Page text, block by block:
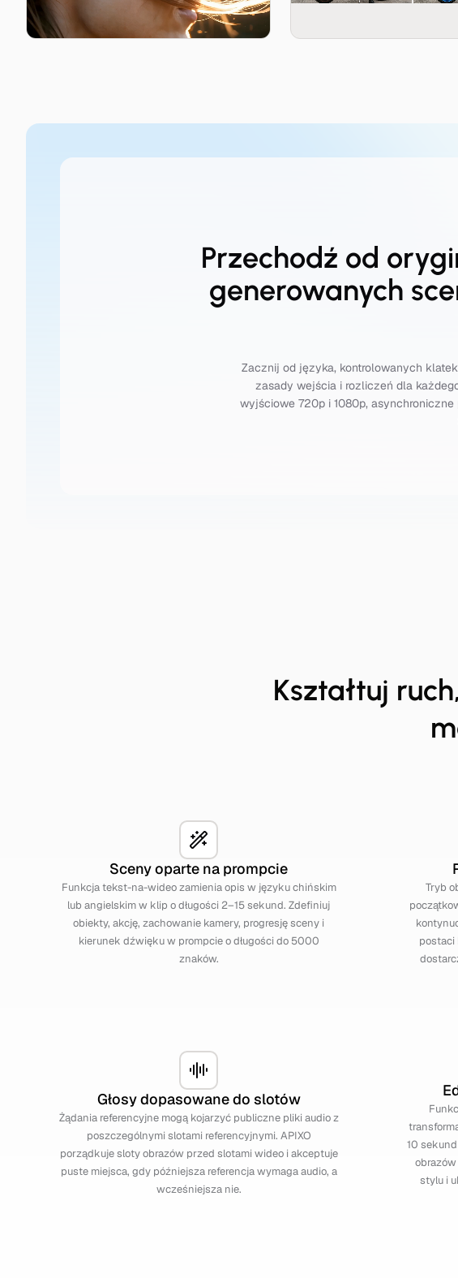
Przechodź od
generowanych
Zacznij od języka, kontrolowanych
zasady wejścia i rozliczeń dla
wyjściowe 720p i 1080p,
Kształtuj
Sceny oparte na prompcie
Funkcja tekst-na-wideo zamienia opis w języku chińskim
lub angielskim w klip o długości 2–15 sekund. Zdefiniuj
obiekty, akcję, zachowanie kamery, progresję sceny i
kierunek dźwięku w prompcie o długości do 5000
znaków.
Tryb
postaci
Głosy dopasowane do slotów
Żądania referencyjne mogą kojarzyć publiczne pliki audio z
poszczególnymi slotami referencyjnymi. APIXO
porządkuje sloty obrazów przed slotami wideo i akceptuje
puste miejsca, gdy późniejsza referencja wymaga audio, a
wcześniejsza nie.
10
stylu i